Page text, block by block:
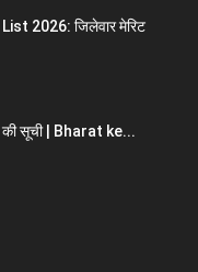
2026: जिलेवार मेरिट
की सूची | Bharat ke...